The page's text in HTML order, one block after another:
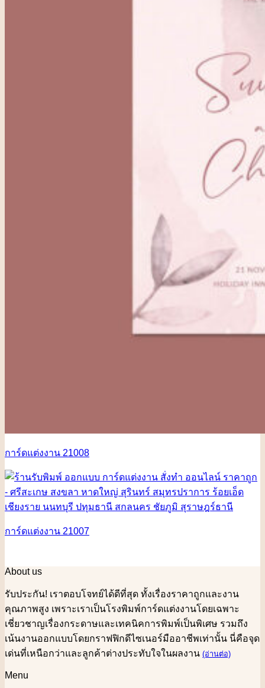
การ์ดแต่งงาน 21008
การ์ดแต่งงาน 21007
About us
รับประกัน! เราตอบโจทย์ได้ดีที่สุด ทั้งเรื่องราคาถูกและงาน
คุณภาพสูง เพราะเราเป็นโรงพิมพ์การ์ดแต่งงานโดยเฉพาะ
เชี่ยวชาญเรื่องกระดาษและเทคนิคการพิมพ์เป็นพิเศษ รวมถึง
เน้นงานออกแบบโดยกราฟฟิกดีไซเนอร์มืออาชีพเท่านั้น นี่คือจุด
เด่นที่เหนือกว่าและลูกค้าต่างประทับใจในผลงาน (อ่านต่อ)
Menu